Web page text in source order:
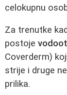
celokupnu
Za trenutke
postoje
Coverderm)
strije i druge
prilika.